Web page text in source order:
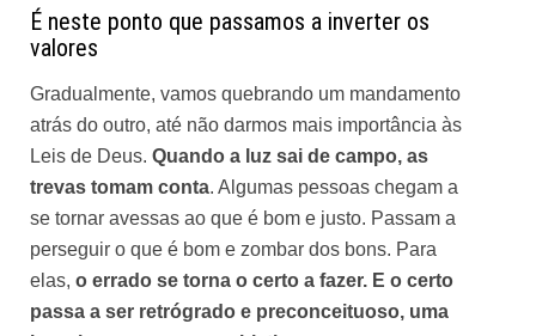
É neste ponto que passamos a inverter os
valores
Gradualmente, vamos quebrando um mandamento
atrás do outro, até não darmos mais importância às
Leis de Deus. Quando a luz sai de campo, as
trevas tomam conta. Algumas pessoas chegam a
se tornar avessas ao que é bom e justo. Passam a
perseguir o que é bom e zombar dos bons. Para
elas, o errado se torna o certo a fazer. E o certo
passa a ser retrógrado e preconceituoso, uma